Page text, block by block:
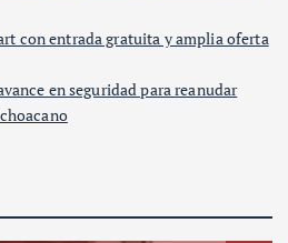
con entrada gratuita y amplia oferta
en seguridad para reanudar